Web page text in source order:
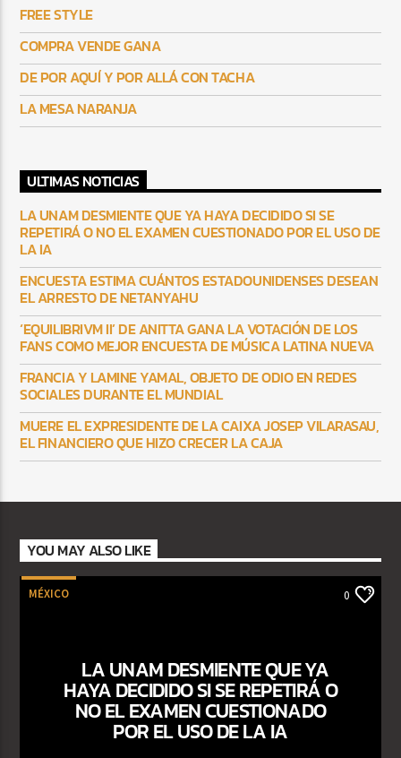
FREE STYLE
COMPRA VENDE GANA
DE POR AQUÍ Y POR ALLÁ CON TACHA
LA MESA NARANJA
ULTIMAS NOTICIAS
LA UNAM DESMIENTE QUE YA HAYA DECIDIDO SI SE
REPETIRÁ O NO EL EXAMEN CUESTIONADO POR EL USO DE
LA IA
ENCUESTA ESTIMA CUÁNTOS ESTADOUNIDENSES DESEAN
EL ARRESTO DE NETANYAHU
‘EQUILIBRIVM II’ DE ANITTA GANA LA VOTACIÓN DE LOS
FANS COMO MEJOR ENCUESTA DE MÚSICA LATINA NUEVA
FRANCIA Y LAMINE YAMAL, OBJETO DE ODIO EN REDES
SOCIALES DURANTE EL MUNDIAL
MUERE EL EXPRESIDENTE DE LA CAIXA JOSEP VILARASAU,
EL FINANCIERO QUE HIZO CRECER LA CAJA
YOU MAY ALSO LIKE
MÉXICO 0
LA UNAM DESMIENTE QUE YA
HAYA DECIDIDO SI SE REPETIRÁ O
NO EL EXAMEN CUESTIONADO
POR EL USO DE LA IA